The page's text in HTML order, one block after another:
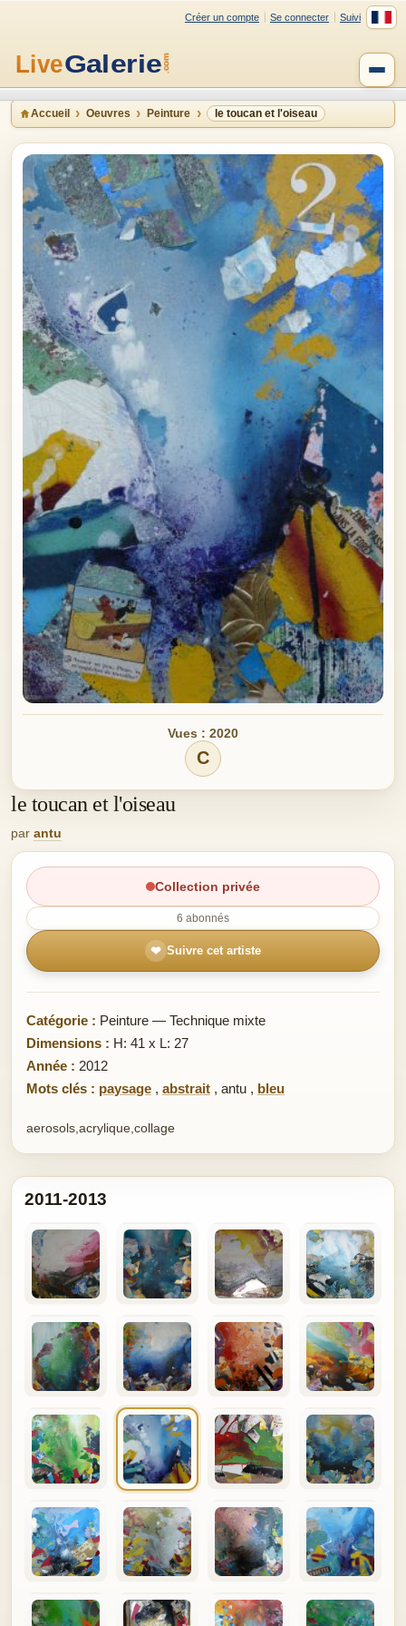
Créer un compte Se connecter Suivi
Accueil Oeuvres Peinture le toucan et l'oiseau
Vues : 2020
C
le toucan et l'oiseau
par antu
Collection privée
6 abonnés
❤ Suivre cet artiste
Catégorie : Peinture — Technique mixte
Dimensions : H: 41 x L: 27
Année : 2012
Mots clés : paysage , abstrait , antu , bleu
aerosols,acrylique,collage
2011-2013